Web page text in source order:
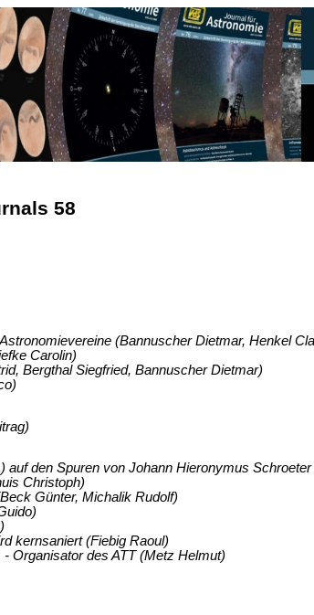
58
(Bannuscher Dietmar, Henkel
Carolin)
Bergthal Siegfried, Bannuscher Dietmar)
auf den Spuren von Johann Hieronymus
Christoph)
Günter, Michalik Rudolf)
kernsaniert (Fiebig Raoul)
Organisator des ATT (Metz Helmut)